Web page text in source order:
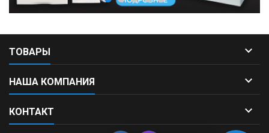
ТОВАРЫ 
НАША КОМПАНИЯ 
КОНТАКТ 